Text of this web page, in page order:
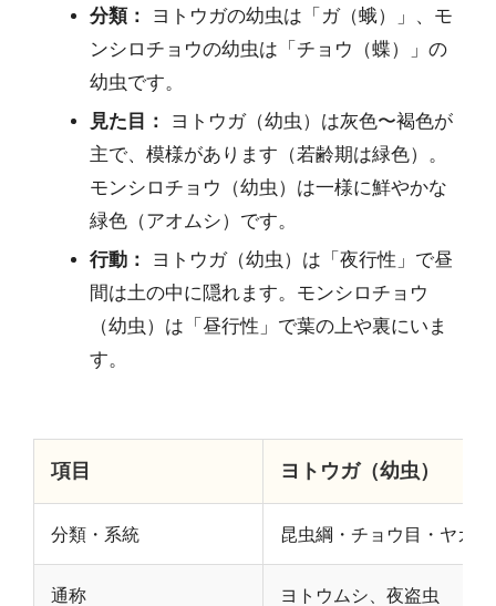
分類：
ヨトウガの幼虫は「ガ（蛾）」、モ
ンシロチョウの幼虫は「チョウ（蝶）」の
幼虫です。
見た目：
ヨトウガ（幼虫）は灰色〜褐色が
主で、模様があります（若齢期は緑色）。
モンシロチョウ（幼虫）は一様に鮮やかな
緑色（アオムシ）です。
行動：
ヨトウガ（幼虫）は「夜行性」で昼
間は土の中に隠れます。モンシロチョウ
（幼虫）は「昼行性」で葉の上や裏にいま
す。
項目 ヨトウガ（幼虫）
分類・系統 昆虫綱・チョウ目・ヤガ科
通称 ヨトウムシ、夜盗虫